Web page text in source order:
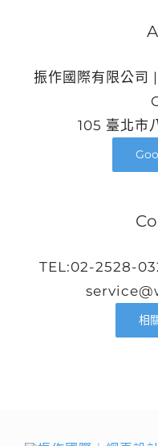
振作國際有限公
105 臺北市
TEL:02-2528-
相